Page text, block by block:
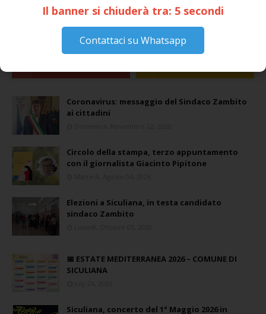
Il banner si chiuderà tra: 4 secondi
Contattaci su Whatsapp
Coronavirus: messaggio del Sindaco Zambito
ai cittadini
Circolo della stampa, terzo appuntamento
con il giornalista Giacinto Pipitone
Elezioni a Siculiana, in testa candidato
sindaco Zambito
📅 ESTATE MEDITERRANEA 2026 – COMUNE DI
SICULIANA
Siculiana, concerto del 1° Maggio 2026 in